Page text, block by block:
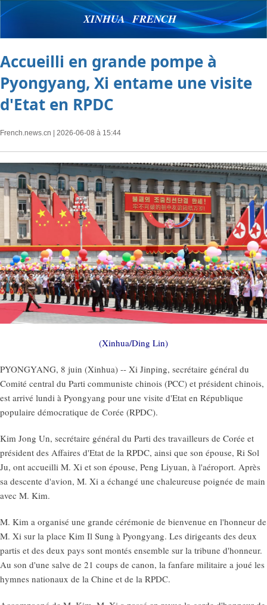
XINHUA FRENCH
Accueilli en grande pompe à
Pyongyang, Xi entame une visite
d'Etat en RPDC
French.news.cn | 2026-06-08 à 15:44
(Xinhua/Ding Lin)
PYONGYANG, 8 juin (Xinhua) -- Xi Jinping, secrétaire général du
Comité central du Parti communiste chinois (PCC) et président chinois,
est arrivé lundi à Pyongyang pour une visite d'Etat en République
populaire démocratique de Corée (RPDC).
Kim Jong Un, secrétaire général du Parti des travailleurs de Corée et
président des Affaires d'Etat de la RPDC, ainsi que son épouse, Ri Sol
Ju, ont accueilli M. Xi et son épouse, Peng Liyuan, à l'aéroport. Après
sa descente d'avion, M. Xi a échangé une chaleureuse poignée de main
avec M. Kim.
M. Kim a organisé une grande cérémonie de bienvenue en l'honneur de
M. Xi sur la place Kim Il Sung à Pyongyang. Les dirigeants des deux
partis et des deux pays sont montés ensemble sur la tribune d'honneur.
Au son d'une salve de 21 coups de canon, la fanfare militaire a joué les
hymnes nationaux de la Chine et de la RPDC.